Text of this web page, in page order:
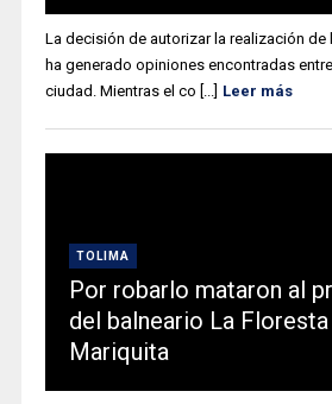
La decisión de autorizar la realización de
ha generado opiniones encontradas
ciudad. Mientras el co [...] Leer más
TOLIMA
Por robarlo mataron al
del balneario La Floresta
Mariquita